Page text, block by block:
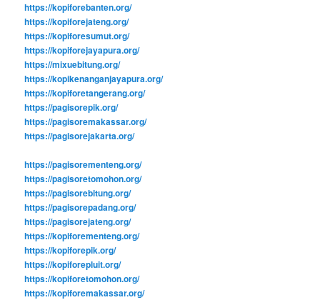
https://kopiforebanten.org/
https://kopiforejateng.org/
https://kopiforesumut.org/
https://kopiforejayapura.org/
https://mixuebitung.org/
https://kopikenanganjayapura.org/
https://kopiforetangerang.org/
https://pagisorepik.org/
https://pagisoremakassar.org/
https://pagisorejakarta.org/
https://pagisorementeng.org/
https://pagisoretomohon.org/
https://pagisorebitung.org/
https://pagisorepadang.org/
https://pagisorejateng.org/
https://kopiforementeng.org/
https://kopiforepik.org/
https://kopiforepluit.org/
https://kopiforetomohon.org/
https://kopiforemakassar.org/